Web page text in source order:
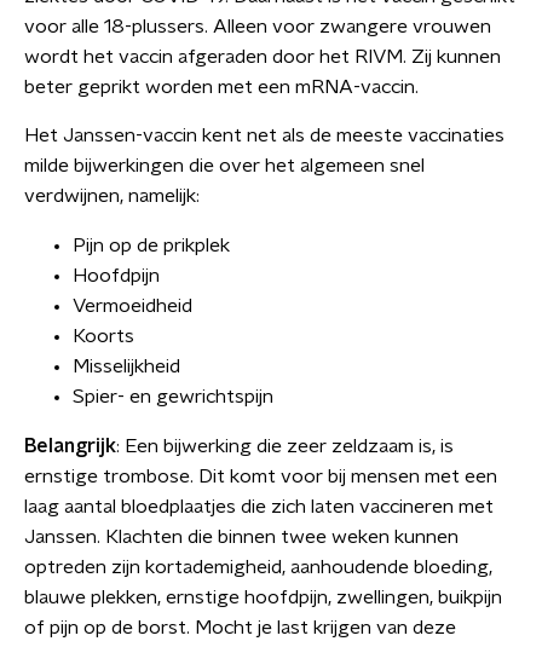
voor alle 18-plussers. Alleen voor zwangere vrouwen
wordt het vaccin afgeraden door het RIVM. Zij kunnen
beter geprikt worden met een mRNA-vaccin.
Het Janssen-vaccin kent net als de meeste vaccinaties
milde bijwerkingen die over het algemeen snel
verdwijnen, namelijk:
Pijn op de prikplek
Hoofdpijn
Vermoeidheid
Koorts
Misselijkheid
Spier- en gewrichtspijn
Belangrijk: Een bijwerking die zeer zeldzaam is, is
ernstige trombose. Dit komt voor bij mensen met een
laag aantal bloedplaatjes die zich laten vaccineren met
Janssen. Klachten die binnen twee weken kunnen
optreden zijn kortademigheid, aanhoudende bloeding,
blauwe plekken, ernstige hoofdpijn, zwellingen, buikpijn
of pijn op de borst. Mocht je last krijgen van deze